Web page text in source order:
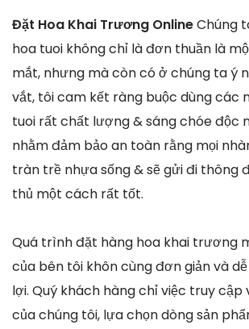
Đặt Hoa Khai Trương OnlineChúng
hoa tuoi không chỉ là đơn thuần là
mắt, nhưng mà còn có ở chúng ta ý
vắt, tôi cam kết ràng buộc dùng các
tuoi rất chất lượng & sáng chóe độc
nhằm đảm bảo an toàn rằng mọi
tràn trề nhựa sống & sẽ gửi đi thông
thủ một cách rất tốt.
Quá trình đặt hàng hoa khai trương
của bên tôi khôn cùng đơn giản và
lợi. Quý khách hàng chỉ việc truy
của chúng tôi, lựa chọn dòng sản